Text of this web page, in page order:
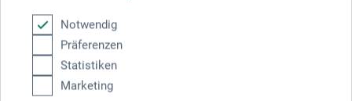
Notwendig
Präferenzen
Statistiken
Marketing